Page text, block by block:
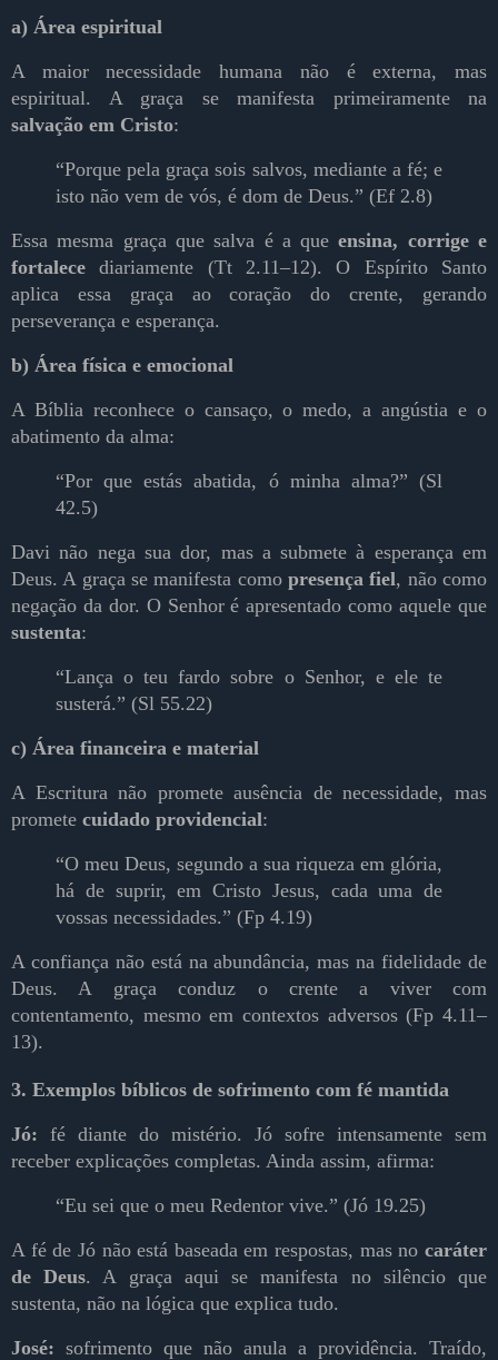
a) Área espiritual
A maior necessidade humana não é externa, mas
espiritual. A graça se manifesta primeiramente na
salvação em Cristo:
“Porque pela graça sois salvos, mediante a fé; e
isto não vem de vós, é dom de Deus.” (Ef 2.8)
Essa mesma graça que salva é a queensina, corrige e
fortalece diariamente (Tt 2.11–12). O Espírito Santo
aplica essa graça ao coração do crente, gerando
perseverança e esperança.
b) Área física e emocional
A Bíblia reconhece o cansaço, o medo, a angústia e o
abatimento da alma:
“Por que estás abatida, ó minha alma?” (Sl
42.5)
Davi não nega sua dor, mas a submete à esperança em
Deus. A graça se manifesta como presença fiel, não como
negação da dor. O Senhor é apresentado como aquele que
sustenta:
“Lança o teu fardo sobre o Senhor, e ele te
susterá.” (Sl 55.22)
c) Área financeira e material
A Escritura não promete ausência de necessidade, mas
promete cuidado providencial:
“O meu Deus, segundo a sua riqueza em glória,
há de suprir, em Cristo Jesus, cada uma de
vossas necessidades.” (Fp 4.19)
A confiança não está na abundância, mas na fidelidade de
Deus. A graça conduz o crente a viver com
contentamento, mesmo em contextos adversos (Fp 4.11–
13).
3. Exemplos bíblicos de sofrimento com fé mantida
Jó: fé diante do mistério. Jó sofre intensamente sem
receber explicações completas. Ainda assim, afirma:
“Eu sei que o meu Redentor vive.” (Jó 19.25)
A fé de Jó não está baseada em respostas, mas no caráter
de Deus. A graça aqui se manifesta no silêncio que
sustenta, não na lógica que explica tudo.
José: sofrimento que não anula a providência. Traído,